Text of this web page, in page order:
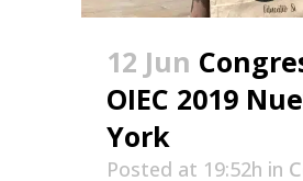
12 Jun
OIEC 2019
York
Posted at 19:52h in